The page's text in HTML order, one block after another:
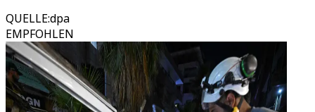
QUELLE:dpa
EMPFOHLEN